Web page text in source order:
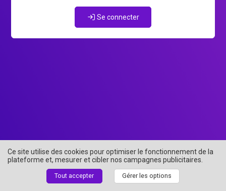
Se connecter
Ce site utilise des cookies pour optimiser le fonctionnement de la
plateforme et, mesurer et cibler nos campagnes publicitaires.
Tout accepter Gérer les options